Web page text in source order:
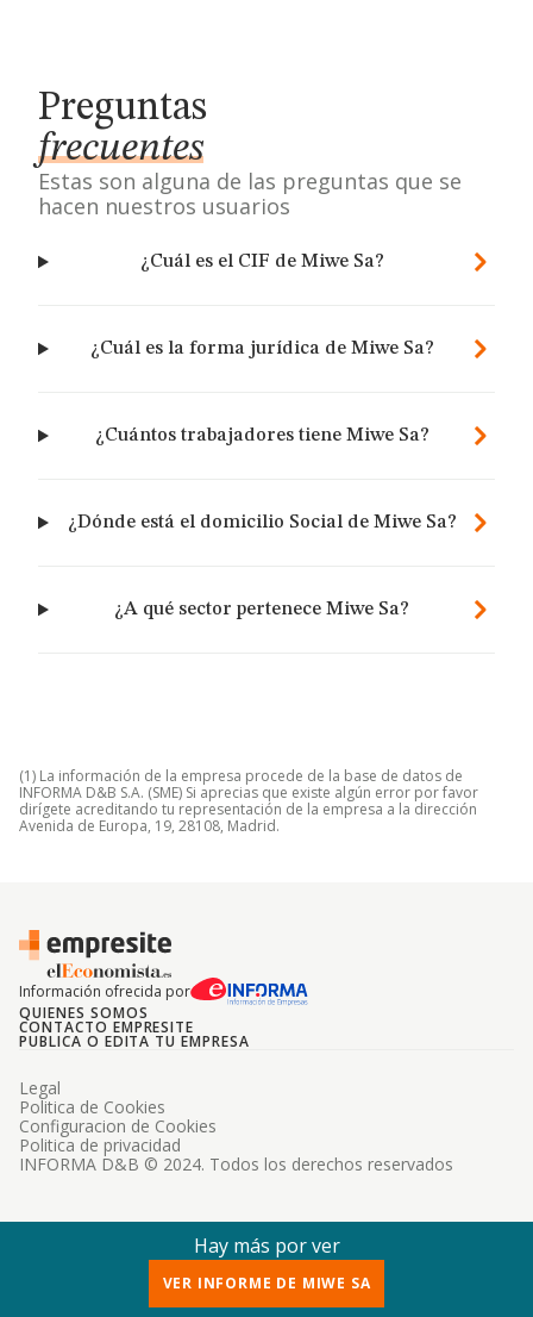
Preguntas
frecuentes
Estas son alguna de las preguntas que se
hacen nuestros usuarios
¿Cuál es el CIF de Miwe Sa?
¿Cuál es la forma jurídica de Miwe Sa?
¿Cuántos trabajadores tiene Miwe Sa?
¿Dónde está el domicilio Social de Miwe Sa?
¿A qué sector pertenece Miwe Sa?
(1) La información de la empresa procede de la base de datos de
INFORMA D&B S.A. (SME) Si aprecias que existe algún error por favor
dirígete acreditando tu representación de la empresa a la dirección
Avenida de Europa, 19, 28108, Madrid.
Información ofrecida por
QUIENES SOMOS
CONTACTO EMPRESITE
PUBLICA O EDITA TU EMPRESA
INFORMA D&B © 2024. Todos los derechos reservados
Legal
Politica de Cookies
Configuracion de Cookies
Politica de privacidad
Hay más por ver
VER INFORME DE MIWE SA